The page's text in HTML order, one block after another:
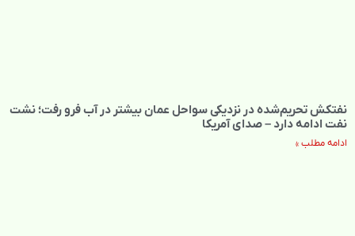
نفتکش تحریم‌شده در نزدیکی سواحل عمان بیشتر در آب فرو رفت؛ نشت
نفت ادامه دارد – صدای آمریکا
ادامه مطلب »